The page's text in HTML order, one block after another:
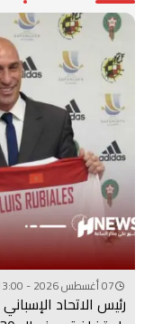
07 أغسطس 2026 - 13:00
رئيس الاتحاد